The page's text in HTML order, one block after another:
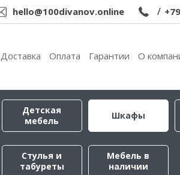
hello@100divanov.online /
Доставка Оплата Гарантии О
Детская
мебель
Шкафы
Стулья и
табуреты
Мебель в
наличии